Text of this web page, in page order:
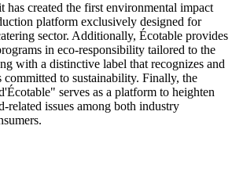
created the first environmental impact
platform exclusively designed for
sector. Additionally, Écotable provides
in eco-responsibility tailored to the
with a distinctive label that recognizes and
committed to sustainability. Finally, the
serves as a platform to heighten
related issues among both industry